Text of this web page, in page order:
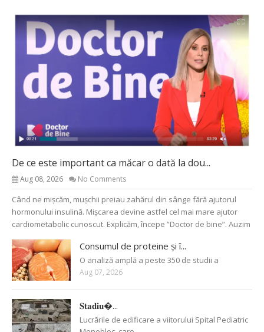
De ce este important ca măcar o dată la dou...
Aug 08, 2026 No Comments
Când ne mișcăm, mușchii preiau zahărul din sânge fără ajutorul
hormonului insulină. Mișcarea devine astfel cel mai mare ajutor
cardiometabolic cunoscut. Explicăm, începe ”Doctor de bine”. Auzim
Consumul de proteine și î...
O analiză amplă a peste 350 de studii a
Aug 07, 2026
𝐒𝐭𝐚𝐝𝐢𝐮�...
Lucrările de edificare a viitorului Spital Pediatric